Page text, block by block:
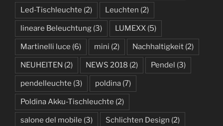
Led-Tischleuchte (2) Leuchten (2)
lineare Beleuchtung (3) LUMEXX (5)
Martinelli luce (6) mini (2) Nachhaltigkeit (2)
NEUHEITEN (2) NEWS 2018 (2) Pendel (3)
pendelleuchte (3) poldina (7)
Poldina Akku-Tischleuchte (2)
salone del mobile (3) Schlichten Design (2)